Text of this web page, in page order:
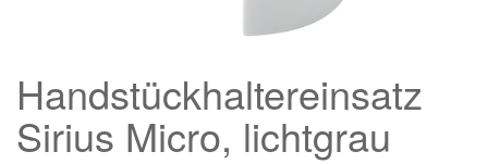
Handstückhaltereinsatz
Sirius Micro, lichtgrau